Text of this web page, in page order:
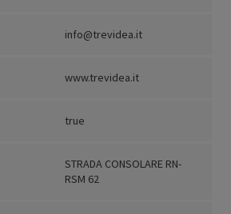
info@trevidea.it
www.trevidea.it
true
STRADA CONSOLARE RN-
RSM 62